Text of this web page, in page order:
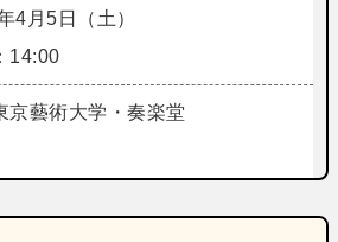
4月5日（土）
14:00
京藝術大学・奏楽堂